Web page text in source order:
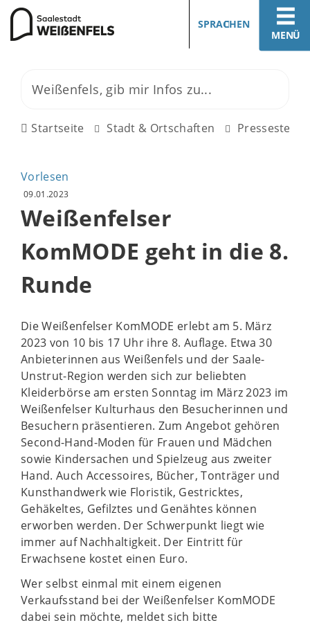
MENÜ
SPRACHEN
Startseite Stadt & Ortschaften Pressestelle
Vorlesen
09.01.2023
Weißenfelser
KomMODE geht in die 8.
Runde
Die Weißenfelser KomMODE erlebt am 5. März
2023 von 10 bis 17 Uhr ihre 8. Auflage. Etwa 30
Anbieterinnen aus Weißenfels und der Saale-
Unstrut-Region werden sich zur beliebten
Kleiderbörse am ersten Sonntag im März 2023 im
Weißenfelser Kulturhaus den Besucherinnen und
Besuchern präsentieren. Zum Angebot gehören
Second-Hand-Moden für Frauen und Mädchen
sowie Kindersachen und Spielzeug aus zweiter
Hand. Auch Accessoires, Bücher, Tonträger und
Kunsthandwerk wie Floristik, Gestricktes,
Gehäkeltes, Gefilztes und Genähtes können
erworben werden. Der Schwerpunkt liegt wie
immer auf Nachhaltigkeit. Der Eintritt für
Erwachsene kostet einen Euro.
Wer selbst einmal mit einem eigenen
Verkaufsstand bei der Weißenfelser KomMODE
dabei sein möchte, meldet sich bitte